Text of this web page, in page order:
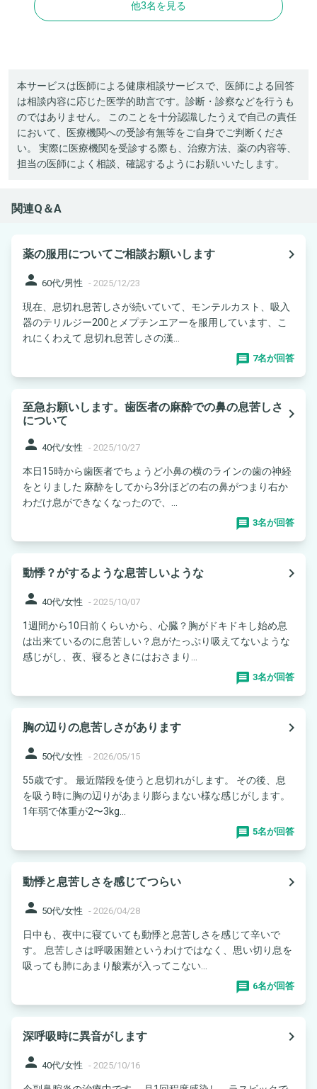
他3名を見る
本サービスは医師による健康相談サービスで、医師による回答
は相談内容に応じた医学的助言です。診断・診察などを行うも
のではありません。 このことを十分認識したうえで自己の責任
において、医療機関への受診有無等をご自身でご判断くださ
い。 実際に医療機関を受診する際も、治療方法、薬の内容等、
担当の医師によく相談、確認するようにお願いいたします。
関連Q＆A
薬の服用についてご相談お願いします
navigate_next
person 60代/男性 - 2025/12/23
現在、息切れ息苦しさが続いていて、モンテルカスト、吸入
器のテリルジー200とメプチンエアーを服用しています、こ
れにくわえて 息切れ息苦しさの漢...
7名が回答
至急お願いします。歯医者の麻酔での鼻の息苦しさ
について
navigate_next
person 40代/女性 - 2025/10/27
本日15時から歯医者でちょうど小鼻の横のラインの歯の神経
をとりました 麻酔をしてから3分ほどの右の鼻がつまり右か
わだけ息ができなくなったので、...
3名が回答
動悸？がするような息苦しいような
navigate_next
person 40代/女性 - 2025/10/07
1週間から10日前くらいから、心臓？胸がドキドキし始め息
は出来ているのに息苦しい？息がたっぷり吸えてないような
感じがし、夜、寝るときにはおさまり...
3名が回答
胸の辺りの息苦しさがあります
navigate_next
person 50代/女性 - 2026/05/15
55歳です。 最近階段を使うと息切れがします。 その後、息
を吸う時に胸の辺りがあまり膨らまない様な感じがします。
1年弱で体重が2〜3kg...
5名が回答
動悸と息苦しさを感じてつらい
navigate_next
person 50代/女性 - 2026/04/28
日中も、夜中に寝ていても動悸と息苦しさを感じて辛いで
す。 息苦しさは呼吸困難というわけではなく、思い切り息を
吸っても肺にあまり酸素が入ってこない...
6名が回答
深呼吸時に異音がします
navigate_next
person 40代/女性 - 2025/10/16